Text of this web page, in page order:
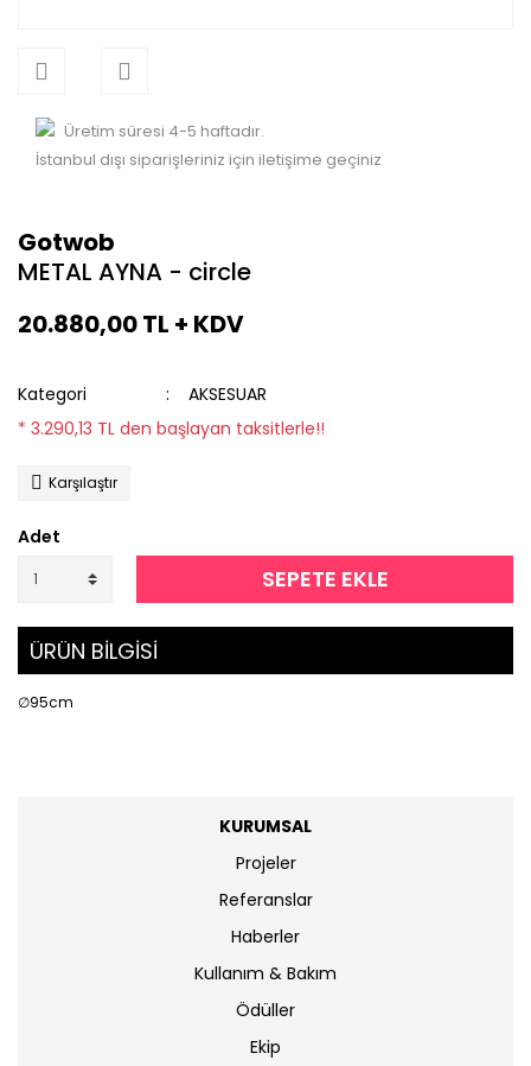
Üretim süresi 4-5 haftadır.
İstanbul dışı siparişleriniz için iletişime geçiniz
Gotwob
METAL AYNA - circle
20.880,00 TL + KDV
Kategori
AKSESUAR
* 3.290,13 TL den başlayan taksitlerle!!
Karşılaştır
Adet
SEPETE EKLE
ÜRÜN BİLGİSİ
∅95cm
KURUMSAL
Projeler
Referanslar
Haberler
Kullanım & Bakım
Ödüller
Ekip